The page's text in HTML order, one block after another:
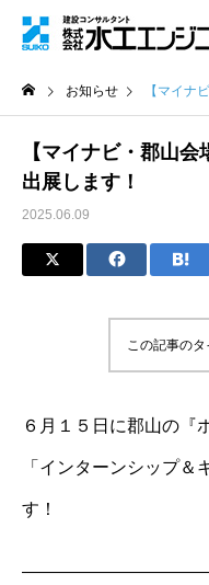
お知らせ 【マイナビ
【マイナビ・郡山
出展します！
2025.06.09
この記事の
６月１５日に郡山の『
「インターンシップ＆
す！